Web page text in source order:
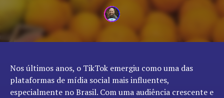
Nos últimos anos, o TikTok emergiu como uma das
plataformas de mídia social mais influentes,
especialmente no Brasil. Com uma audiência crescente e